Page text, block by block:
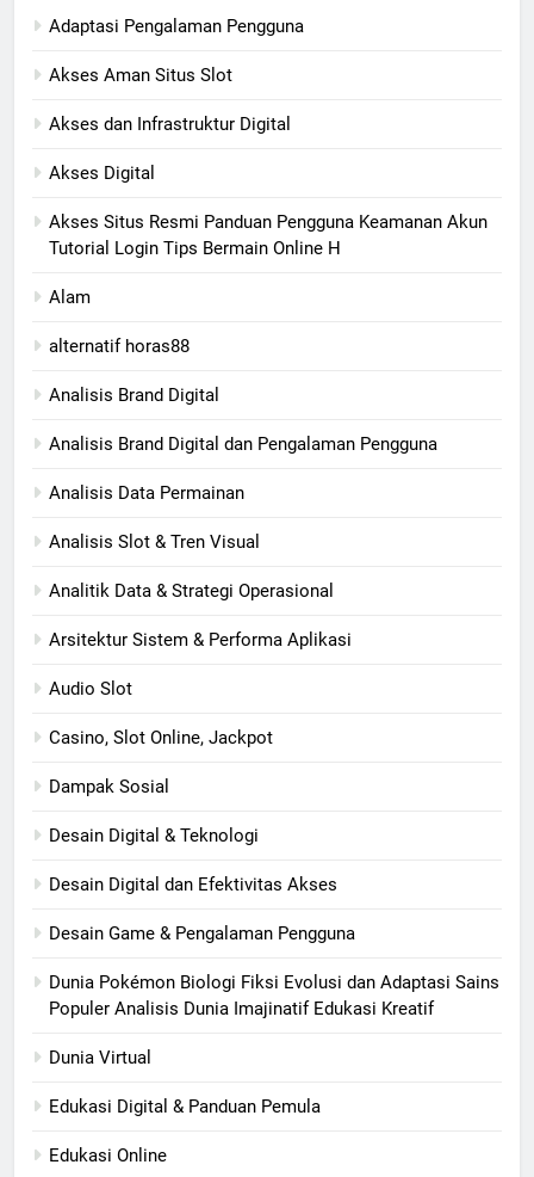
Adaptasi Pengalaman Pengguna
Akses Aman Situs Slot
Akses dan Infrastruktur Digital
Akses Digital
Akses Situs Resmi Panduan Pengguna Keamanan Akun
Tutorial Login Tips Bermain Online H
Alam
alternatif horas88
Analisis Brand Digital
Analisis Brand Digital dan Pengalaman Pengguna
Analisis Data Permainan
Analisis Slot & Tren Visual
Analitik Data & Strategi Operasional
Arsitektur Sistem & Performa Aplikasi
Audio Slot
Casino, Slot Online, Jackpot
Dampak Sosial
Desain Digital & Teknologi
Desain Digital dan Efektivitas Akses
Desain Game & Pengalaman Pengguna
Dunia Pokémon Biologi Fiksi Evolusi dan Adaptasi Sains
Populer Analisis Dunia Imajinatif Edukasi Kreatif
Dunia Virtual
Edukasi Digital & Panduan Pemula
Edukasi Online